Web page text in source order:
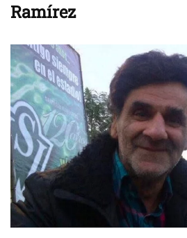
Ramírez